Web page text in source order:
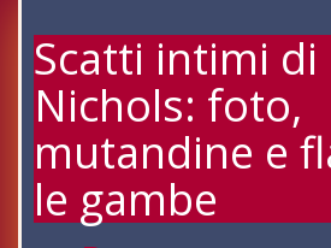
Scatti intimi di
Nichols: foto,
mutandine e
le gambe